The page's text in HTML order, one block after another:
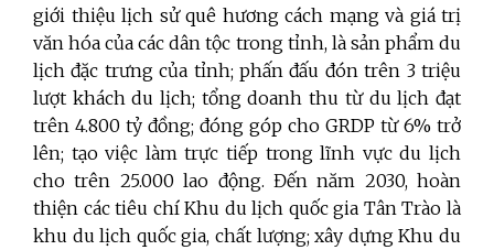
giới thiệu lịch sử quê hương cách mạng và giá trị
văn hóa của các dân tộc trong tỉnh, là sản phẩm du
lịch đặc trưng của tỉnh; phấn đấu đón trên 3 triệu
lượt khách du lịch; tổng doanh thu từ du lịch đạt
trên 4.800 tỷ đồng; đóng góp cho GRDP từ 6% trở
lên; tạo việc làm trực tiếp trong lĩnh vực du lịch
cho trên 25.000 lao động. Đến năm 2030, hoàn
thiện các tiêu chí Khu du lịch quốc gia Tân Trào là
khu du lịch quốc gia, chất lượng; xây dựng Khu du